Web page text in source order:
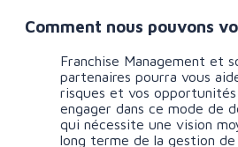
Comment nous pouvons
Franchise Management et
partenaires pourra vous
risques et vos
engager dans ce mode de
qui nécessite une vision
long terme de la gestion de